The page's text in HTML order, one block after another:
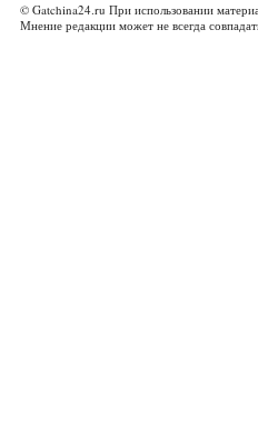
© Gatchina24.ru При использовании
Мнение редакции может не всегда